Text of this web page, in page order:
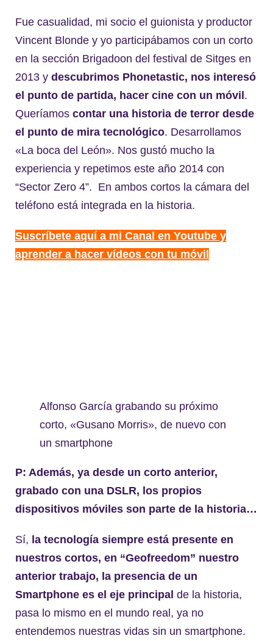
Fue casualidad, mi socio el guionista y productor
Vincent Blonde y yo participábamos con un corto
en la sección Brigadoon del festival de Sitges en
2013 y descubrimos Phonetastic, nos interesó
el punto de partida, hacer cine con un móvil.
Queríamos contar una historia de terror desde
el punto de mira tecnológico. Desarrollamos
«La boca del León». Nos gustó mucho la
experiencia y repetimos este año 2014 con
“Sector Zero 4”. En ambos cortos la cámara del
teléfono está integrada en la historia.
Suscríbete aquí a mi Canal en Youtube y
aprender a hacer vídeos con tu móvil
Alfonso García grabando su próximo
corto, «Gusano Morris», de nuevo con
un smartphone
P: Además, ya desde un corto anterior,
grabado con una DSLR, los propios
dispositivos móviles son parte de la historia…
Sí, la tecnología siempre está presente en
nuestros cortos, en “Geofreedom” nuestro
anterior trabajo, la presencia de un
Smartphone es el eje principal de la historia,
pasa lo mismo en el mundo real, ya no
entendemos nuestras vidas sin un smartphone.